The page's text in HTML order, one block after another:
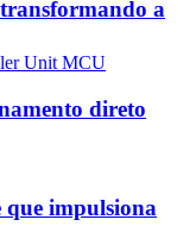
a
direto
impulsiona